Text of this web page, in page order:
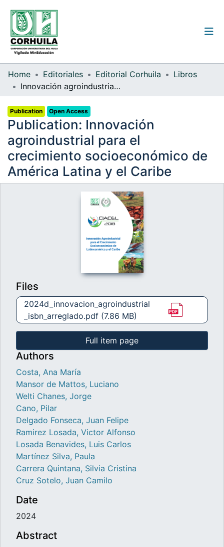
Institutional guidelines
Communities & Collections
All of the repository
Statistics
Log
In
Home Editoriales Editorial Corhuila
Libros
Innovación agroindustrial para el crecimiento socioeconómico de América Latina y el Caribe
Publication Open Access
Publication: Innovación
agroindustrial para el
crecimiento socioeconómico de
América Latina y el Caribe
Files
2024d_innovacion_agroindustrial
_isbn_arreglado.pdf (7.86 MB)
Full item page
Authors
Costa, Ana María
Mansor de Mattos, Luciano
Welti Chanes, Jorge
Cano, Pilar
Delgado Fonseca, Juan Felipe
Ramirez Losada, Victor Alfonso
Losada Benavides, Luis Carlos
Martínez Silva, Paula
Carrera Quintana, Silvia Cristina
Cruz Sotelo, Juan Camilo
Date
2024
Abstract